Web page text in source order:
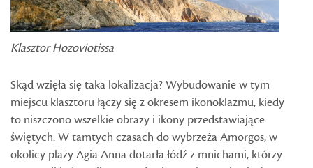
Klasztor Hozoviotissa
Skąd wzięła się taka lokalizacja? Wybudowanie w tym
miejscu klasztoru łączy się z okresem ikonoklazmu, kiedy
to niszczono wszelkie obrazy i ikony przedstawiające
świętych. W tamtych czasach do wybrzeża Amorgos, w
okolicy plaży Agia Anna dotarła łódź z mnichami, którzy